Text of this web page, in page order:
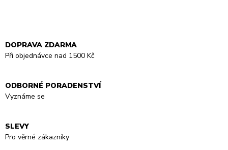
DOPRAVA ZDARMA
Při objednávce nad 1500 Kč
ODBORNÉ PORADENSTVÍ
Vyznáme se
SLEVY
Pro věrné zákazníky